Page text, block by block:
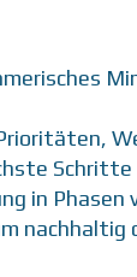
in Phasen
nachhaltig